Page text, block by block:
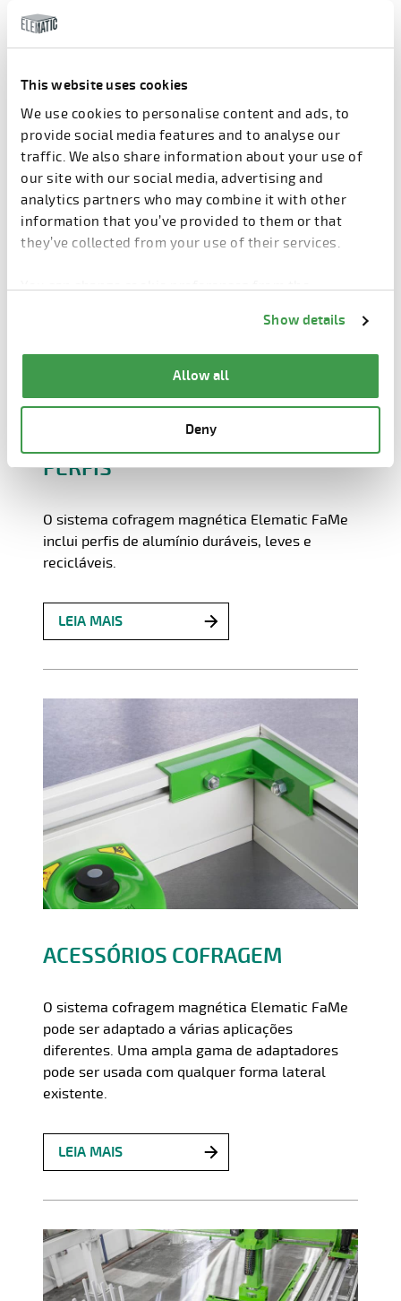
This website uses cookies
We use cookies to personalise content and ads, to
provide social media features and to analyse our
traffic. We also share information about your use of
our site with our social media, advertising and
analytics partners who may combine it with other
information that you’ve provided to them or that
they’ve collected from your use of their services.
You can change cookie preferences from the
Show details
Allow all
Deny
várias finalidades. Os ímãs incluem ímãs de
botão de pressão do tipo mandíbula
patenteados e ímãs especiais para altas
temperaturas.
LEIA MAIS
PERFIS
O sistema cofragem magnética Elematic FaMe
inclui perfis de alumínio duráveis, leves e
recicláveis.
LEIA MAIS
ACESSÓRIOS COFRAGEM
O sistema cofragem magnética Elematic FaMe
pode ser adaptado a várias aplicações
diferentes. Uma ampla gama de adaptadores
pode ser usada com qualquer forma lateral
existente.
LEIA MAIS